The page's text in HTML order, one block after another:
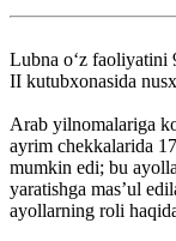
Lubna oʻz faoliyatini
II kutubxonasida
Arab yilnomalariga
ayrim chekkalarida
mumkin edi; bu
yaratishga mas’ul
ayollarning roli